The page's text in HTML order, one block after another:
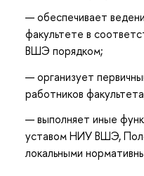
обеспечивает
факультете в
ВШЭ порядком;
организует
работников
выполняет иные
уставом НИУ ВШЭ,
локальными